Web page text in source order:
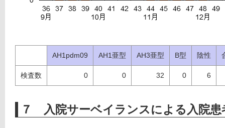
AH1pdm09 AH1亜型 AH3亜型 B型 陰性
検査数 0 0 32 0 6
７ 入院サーベイランスによる入院患